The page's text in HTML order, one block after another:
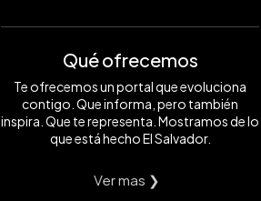
Qué ofrecemos
Te ofrecemos un portal que evoluciona
contigo. Que informa, pero también
inspira. Que te representa. Mostramos de lo
que está hecho El Salvador.
Ver mas ❯